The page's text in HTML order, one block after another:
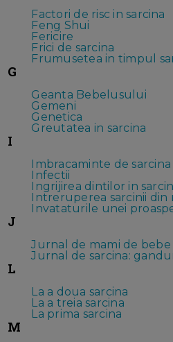
Factori de risc in sarcina
Feng Shui
Fericire
Frici de sarcina
Frumusetea in timpul
G
Geanta Bebelusului
Gemeni
Genetica
Greutatea in sarcina
I
Imbracaminte de sarcina
Infectii
Ingrijirea dintilor in
Intreruperea sarcinii din
Invataturile unei
J
Jurnal de mami de
Jurnal de sarcina:
L
La a doua sarcina
La a treia sarcina
La prima sarcina
M